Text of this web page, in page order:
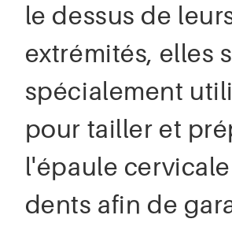
le dessus de
extrémités, elles
spécialement
pour tailler et
l'épaule
dents afin de